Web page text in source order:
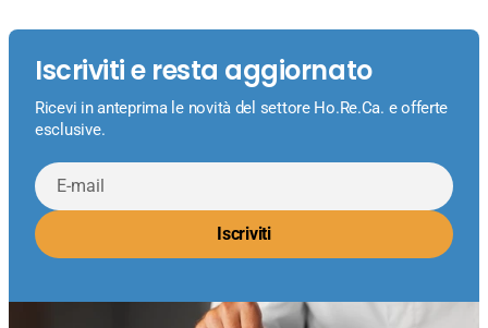
Iscriviti e resta aggiornato
Ricevi in anteprima le novità del settore Ho.Re.Ca. e offerte
esclusive.
E-
mail
Iscriviti